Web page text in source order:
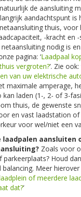
de aansluiting
aandachtspunt is
thuis, voor
-kracht en
nodig is
pagina: ‘Laadpaal
vergroten?’. Zie ook:
van uw elektrische
maximale amperage,
laden (1-, 2- of 3-
thuis, de gewenste
en vast laadstation
voor wel/niet een
aansluiten
Zoals voor
Houd
Meer
of meerdere
dat?’